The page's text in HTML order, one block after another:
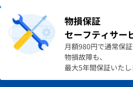
物損保証
セーフティサー
月額980円で通常保
物損故障も、
最大5年間保証いたし